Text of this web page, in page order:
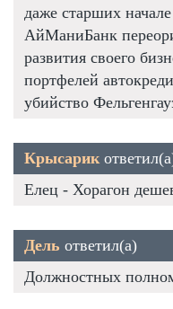
даже старших
АйМаниБанк
развития своего
портфелей
убийство
Крысарик
Елец - Хорагон
Дель ответил(а)
Должностных